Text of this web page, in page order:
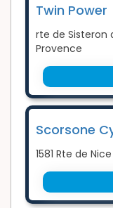
Twin Power
rte de Sisteron
Provence
Scorsone
1581 Rte de Nice